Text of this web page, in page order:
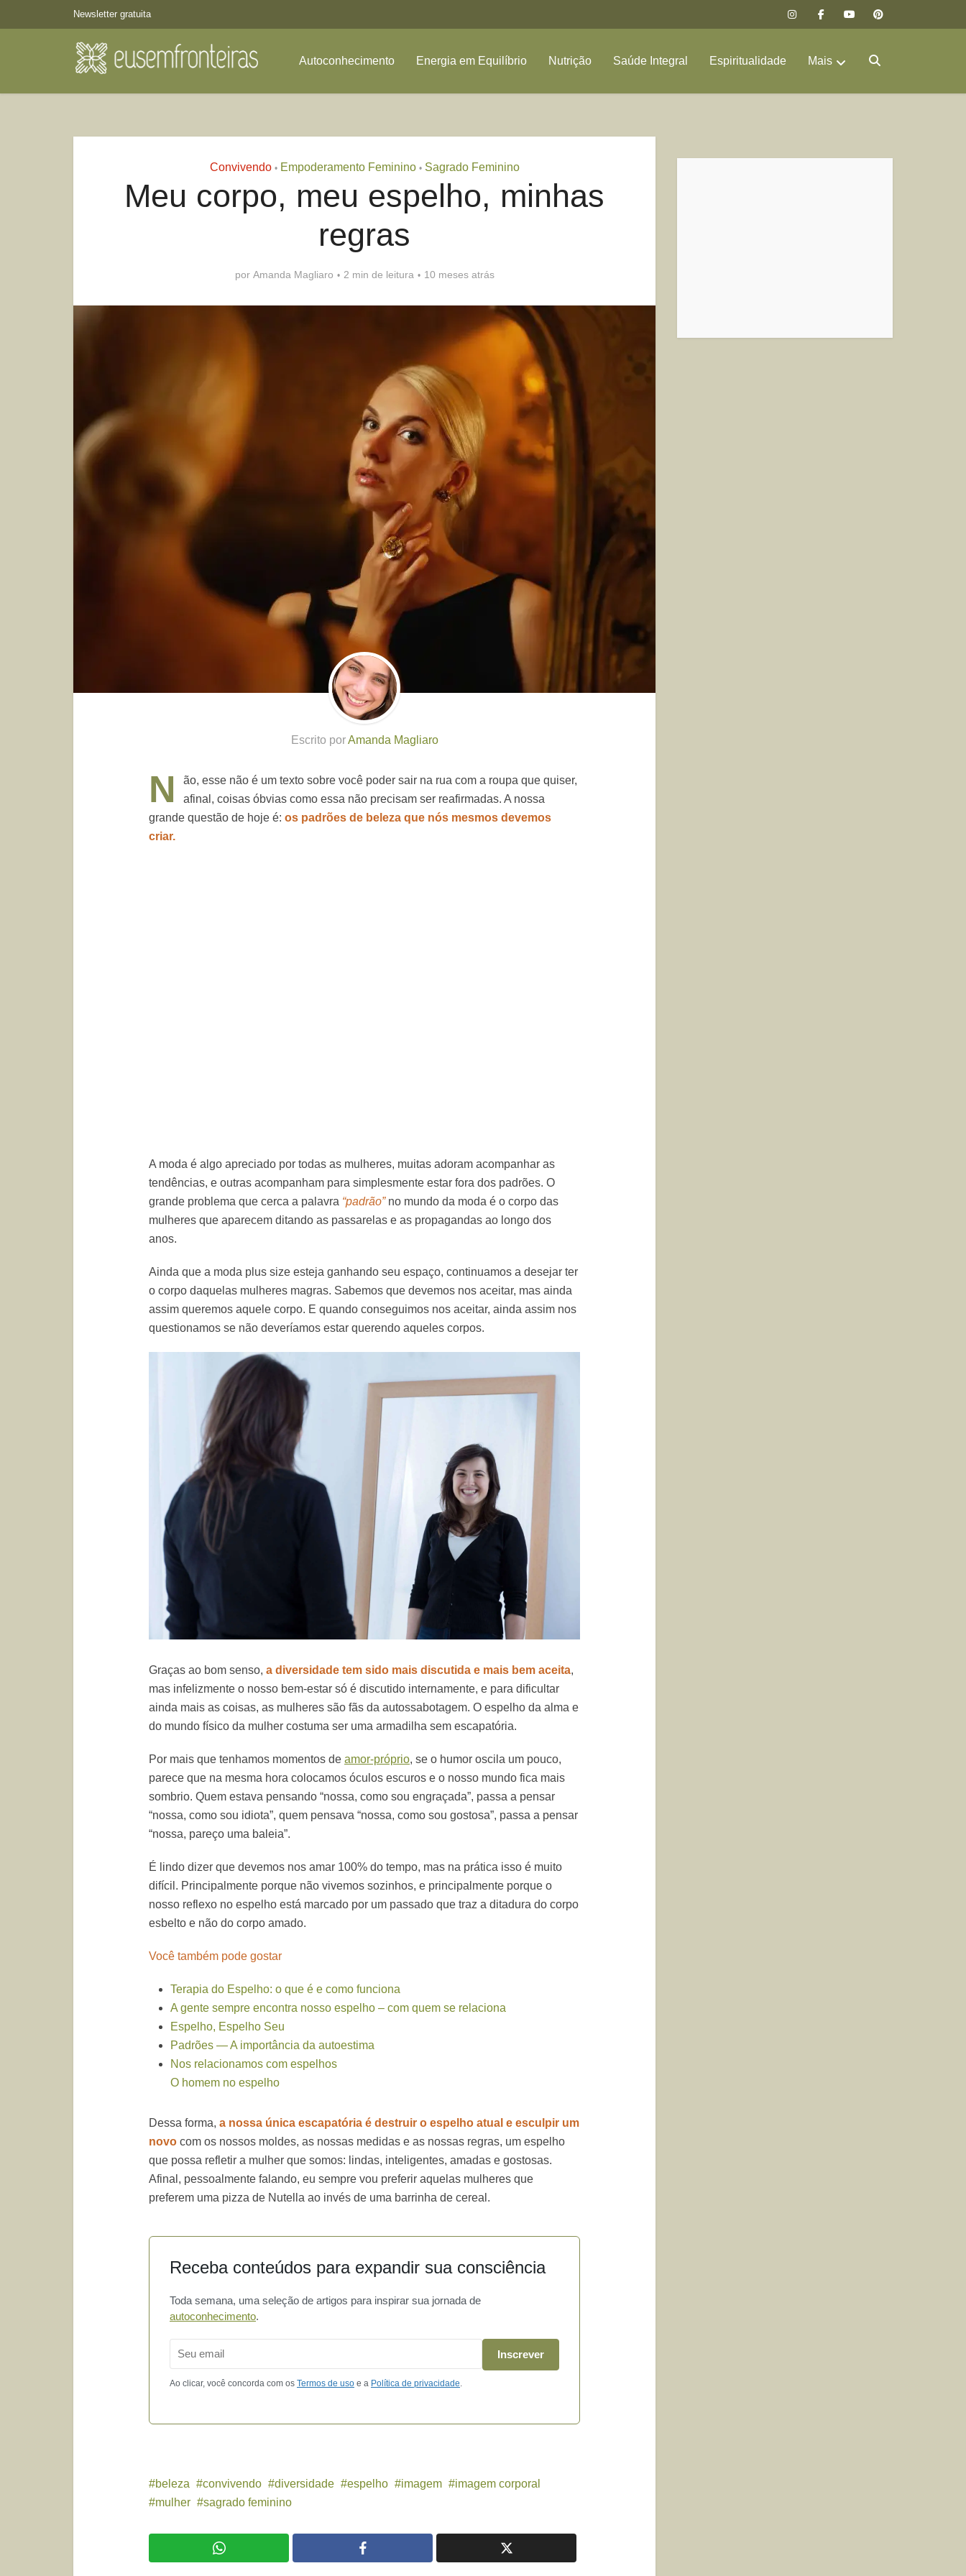
Newsletter gratuita
Autoconhecimento Energia em Equilíbrio Nutrição Saúde Integral Espiritualidade Mais
Convivendo • Empoderamento Feminino • Sagrado Feminino
Meu corpo, meu espelho, minhas
regras
por Amanda Magliaro 2 min de leitura 10 meses atrás
Escrito porAmanda Magliaro
N
ão, esse não é um texto sobre você poder sair na rua com a roupa que quiser,
afinal, coisas óbvias como essa não precisam ser reafirmadas. A nossa
grande questão de hoje é: os padrões de beleza que nós mesmos devemos
criar.
A moda é algo apreciado por todas as mulheres, muitas adoram acompanhar as
tendências, e outras acompanham para simplesmente estar fora dos padrões. O
grande problema que cerca a palavra “padrão”no mundo da moda é o corpo das
mulheres que aparecem ditando as passarelas e as propagandas ao longo dos
anos.
Ainda que a moda plus size esteja ganhando seu espaço, continuamos a desejar ter
o corpo daquelas mulheres magras. Sabemos que devemos nos aceitar, mas ainda
assim queremos aquele corpo. E quando conseguimos nos aceitar, ainda assim nos
questionamos se não deveríamos estar querendo aqueles corpos.
Graças ao bom senso, a diversidade tem sido mais discutida e mais bem aceita,
mas infelizmente o nosso bem-estar só é discutido internamente, e para dificultar
ainda mais as coisas, as mulheres são fãs da autossabotagem. O espelho da alma e
do mundo físico da mulher costuma ser uma armadilha sem escapatória.
Por mais que tenhamos momentos de amor-próprio, se o humor oscila um pouco,
parece que na mesma hora colocamos óculos escuros e o nosso mundo fica mais
sombrio. Quem estava pensando “nossa, como sou engraçada”, passa a pensar
“nossa, como sou idiota”, quem pensava “nossa, como sou gostosa”, passa a pensar
“nossa, pareço uma baleia”.
É lindo dizer que devemos nos amar 100% do tempo, mas na prática isso é muito
difícil. Principalmente porque não vivemos sozinhos, e principalmente porque o
nosso reflexo no espelho está marcado por um passado que traz a ditadura do corpo
esbelto e não do corpo amado.
Você também pode gostar
Terapia do Espelho: o que é e como funciona
A gente sempre encontra nosso espelho – com quem se relaciona
Espelho, Espelho Seu
Padrões — A importância da autoestima
Nos relacionamos com espelhos
O homem no espelho
Dessa forma, a nossa única escapatória é destruir o espelho atual e esculpir um
novo com os nossos moldes, as nossas medidas e as nossas regras, um espelho
que possa refletir a mulher que somos: lindas, inteligentes, amadas e gostosas.
Afinal, pessoalmente falando, eu sempre vou preferir aquelas mulheres que
preferem uma pizza de Nutella ao invés de uma barrinha de cereal.
Receba conteúdos para expandir sua consciência
Toda semana, uma seleção de artigos para inspirar sua jornada de
autoconhecimento.
Email
Inscrever
Ao clicar, você concorda com os Termos de uso e a Política de privacidade.
beleza convivendo diversidade espelho imagem
imagem corporal
mulher
sagrado feminino